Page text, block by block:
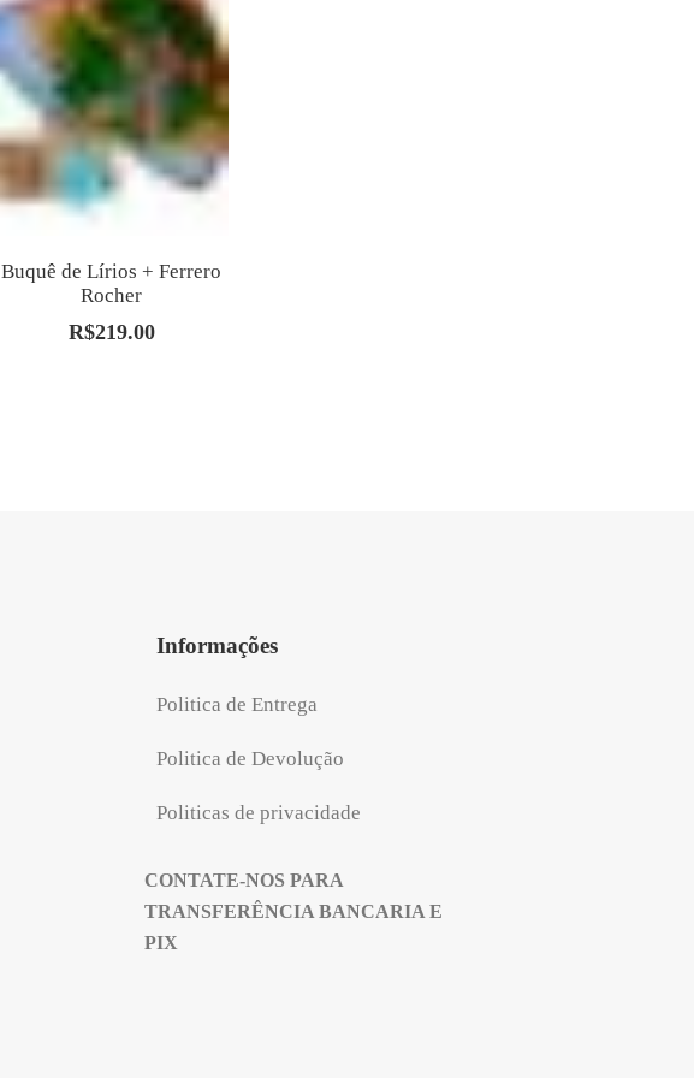
Buquê de Lírios + Ferrero
Rocher
R$219.00
Informações
Politica de Entrega
Politica de Devolução
Politicas de privacidade
CONTATE-NOS PARA
TRANSFERÊNCIA BANCARIA E
PIX